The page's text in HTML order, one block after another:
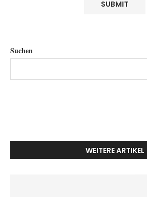
Suchen
WEITERE ARTIKEL